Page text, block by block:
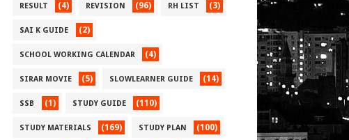
RESULT (4) REVISION (96) RH LIST (3)
SAI K GUIDE (2)
SCHOOL WORKING CALENDAR (4)
SIRAR MOVIE (5) SLOWLEARNER GUIDE (14)
SSB (1) STUDY GUIDE (110)
STUDY MATERIALS (169) STUDY PLAN (100)